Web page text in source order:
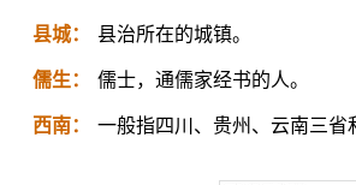
县城： 县治所在的城镇。
儒生： 儒士，通儒家经书的人。
西南： 一般指四川、贵州、云南三省